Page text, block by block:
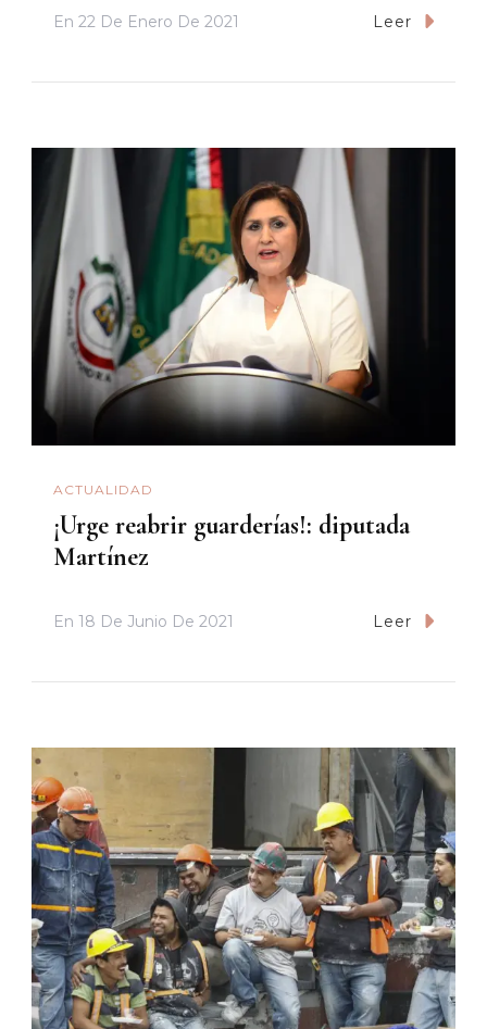
En 22 De Enero De 2021 Leer
ACTUALIDAD
¡Urge reabrir guarderías!: diputada
Martínez
En 18 De Junio De 2021 Leer